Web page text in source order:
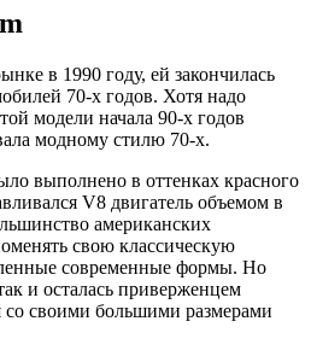
в 1990 году, ей закончилась
70-х годов. Хотя надо
модели начала 90-х годов
модному стилю 70-х.
выполнено в оттенках красного
V8 двигатель объемом в
американских
свою классическую
современные формы. Но
и осталась приверженцем
со своими большими размерами